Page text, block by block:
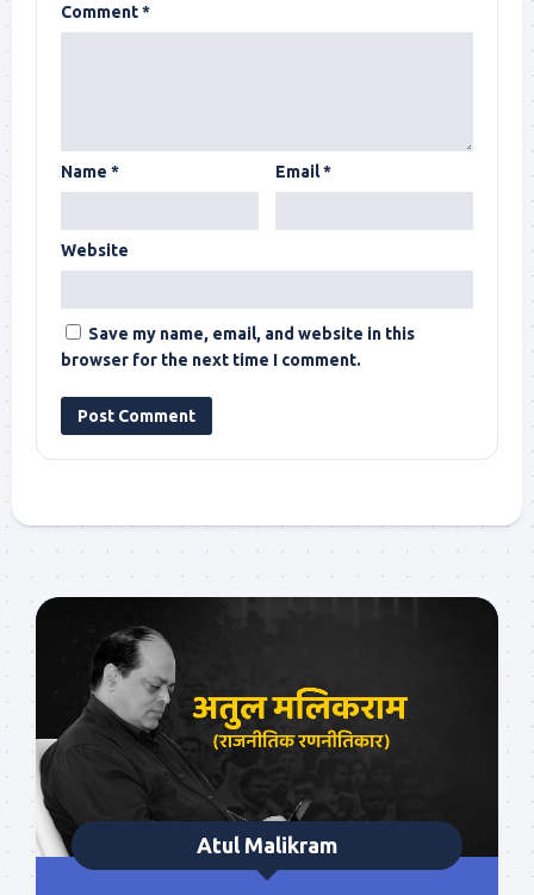
Comment*
Name * Email*
Website
Save my name, email, and website in this
browser for the next time I comment.
Atul Malikram